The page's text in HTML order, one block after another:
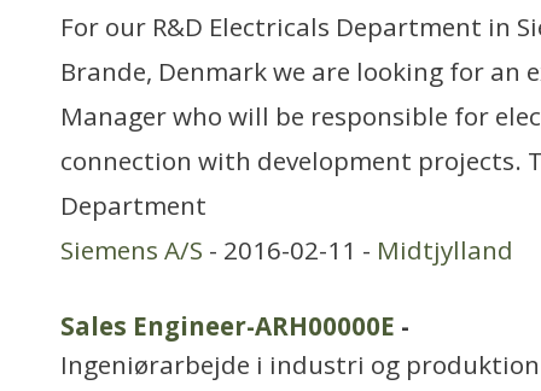
For our R&D Electricals Department in
Brande, Denmark we are looking for an
Manager who will be responsible for
connection with development projects.
Department
Siemens A/S - 2016-02-11 - Midtjylland
Sales Engineer-ARH00000E -
Ingeniørarbejde i industri og produktion